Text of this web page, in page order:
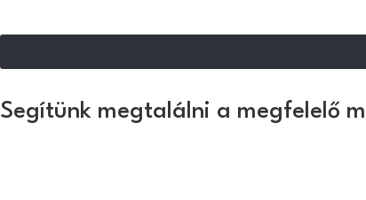
Segítünk megtalálni a megfelelő